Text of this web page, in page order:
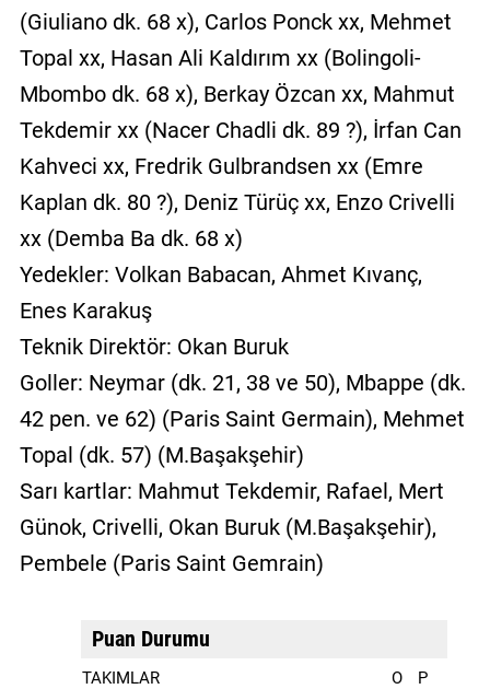
(Giuliano dk. 68 x), Carlos Ponck xx, Mehmet
Topal xx, Hasan Ali Kaldırım xx (Bolingoli-
Mbombo dk. 68 x), Berkay Özcan xx, Mahmut
Tekdemir xx (Nacer Chadli dk. 89 ?), İrfan Can
Kahveci xx, Fredrik Gulbrandsen xx (Emre
Kaplan dk. 80 ?), Deniz Türüç xx, Enzo Crivelli
xx (Demba Ba dk. 68 x)
Yedekler: Volkan Babacan, Ahmet Kıvanç,
Enes Karakuş
Teknik Direktör: Okan Buruk
Goller: Neymar (dk. 21, 38 ve 50), Mbappe (dk.
42 pen. ve 62) (Paris Saint Germain), Mehmet
Topal (dk. 57) (M.Başakşehir)
Sarı kartlar: Mahmut Tekdemir, Rafael, Mert
Günok, Crivelli, Okan Buruk (M.Başakşehir),
Pembele (Paris Saint Gemrain)
Puan Durumu
TAKIMLAR O P